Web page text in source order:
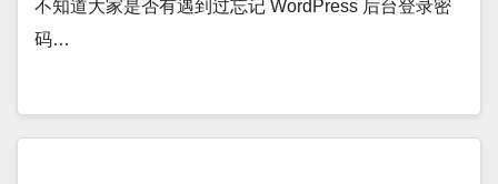
不知道大家是否有遇到过忘记 WordPress 后台登录密
码…